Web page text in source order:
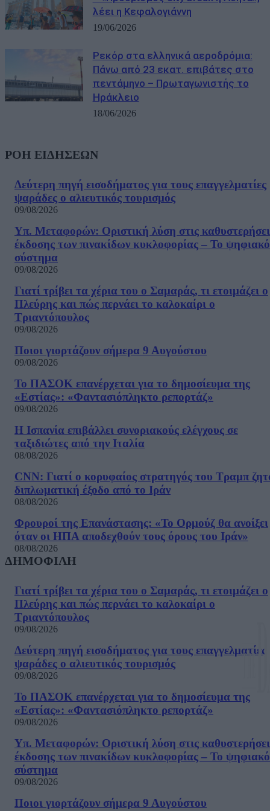
λέει η Κεφαλογιάννη
19/06/2026
Ρεκόρ στα ελληνικά αεροδρόμια:
Πάνω από 23 εκατ. επιβάτες στο
πεντάμηνο – Πρωταγωνιστής το
Ηράκλειο
18/06/2026
ΡΟΗ ΕΙΔΗΣΕΩΝ
Δεύτερη πηγή εισοδήματος για τους επαγγελματίες
ψαράδες ο αλιευτικός τουρισμός
09/08/2026
Υπ. Μεταφορών: Οριστική λύση στις
έκδοσης των πινακίδων κυκλοφορίας – Το ψηφιακό
σύστημα
09/08/2026
Γιατί τρίβει τα χέρια του ο Σαμαράς, τι ετοιμάζει ο
Πλεύρης και πώς περνάει το καλοκαίρι ο
Τριαντόπουλος
09/08/2026
Ποιοι γιορτάζουν σήμερα 9 Αυγούστου
09/08/2026
Το ΠΑΣΟΚ επανέρχεται για το δημοσίευμα της
«Εστίας»: «Φαντασιόπληκτο ρεπορτάζ»
09/08/2026
Η Ισπανία επιβάλλει συνοριακούς ελέγχους σε
ταξιδιώτες από την Ιταλία
08/08/2026
CNN: Γιατί ο κορυφαίος στρατηγός του Τραμπ
διπλωματική έξοδο από το Ιράν
08/08/2026
Φρουροί της Επανάστασης: «Το Ορμούζ θα ανοίξει
όταν οι ΗΠΑ αποδεχθούν τους όρους του Ιράν»
08/08/2026
ΔΗΜΟΦΙΛΗ
Γιατί τρίβει τα χέρια του ο Σαμαράς, τι ετοιμάζει ο
Πλεύρης και πώς περνάει το καλοκαίρι ο
Τριαντόπουλος
09/08/2026
Δεύτερη πηγή εισοδήματος για τους επαγγελματίες
ψαράδες ο αλιευτικός τουρισμός
09/08/2026
Το ΠΑΣΟΚ επανέρχεται για το δημοσίευμα της
«Εστίας»: «Φαντασιόπληκτο ρεπορτάζ»
09/08/2026
Υπ. Μεταφορών: Οριστική λύση στις
έκδοσης των πινακίδων κυκλοφορίας – Το ψηφιακό
σύστημα
09/08/2026
Ποιοι γιορτάζουν σήμερα 9 Αυγούστου